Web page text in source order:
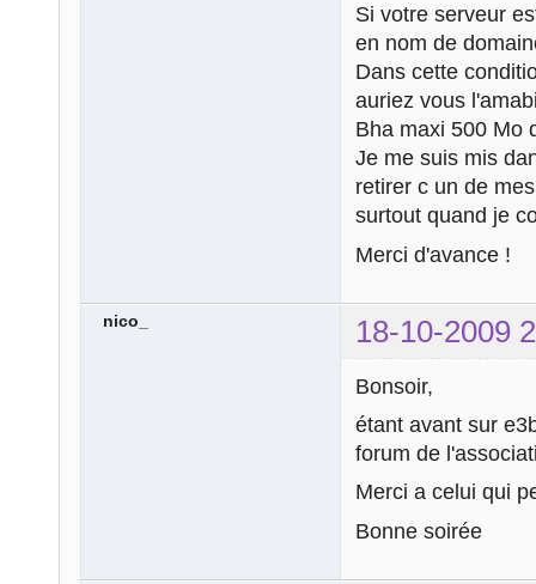
Si votre serveur
en nom de
Dans cette
auriez vous
Bha maxi 500 Mo
Je me suis mis
retirer c un de
surtout quand je
Merci d'avance !
nico_ 18-10-2009
Bonsoir,
étant avant sur
forum de
Merci a celui qui
Bonne soirée